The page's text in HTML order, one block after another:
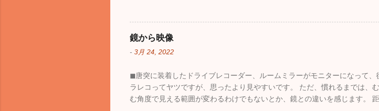
鏡から映像
- 3月 24, 2022
◼︎唐突に装着したドライブレコーダー、ルームミラーがモニターになって、
ラレコってヤツですが、思ったより見やすいです。 ただ、慣れるまでは、
む角度で見える範囲が変わるわけでもないとか、鏡との違いを感じます。